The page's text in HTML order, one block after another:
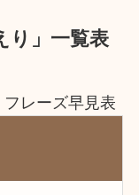
」 一覧表
レーズ早見表